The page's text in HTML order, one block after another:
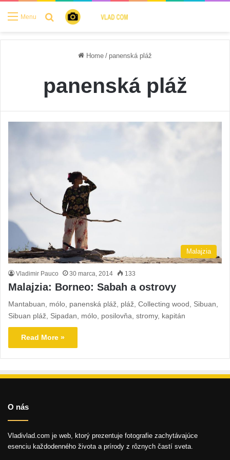
Menu Search for
Home / panenská pláž
panenská pláž
Malajzia
Vladimir Pauco 30 marca, 2014 133
Malajzia: Borneo: Sabah a ostrovy
Mantabuan, mólo, panenská pláž, pláž, Collecting wood, Sibuan,
Sibuan pláž, Sipadan, mólo, posilovňa, stromy, kapitán
Read More »
O nás
Vladivlad.com je web, ktorý prezentuje fotografie zachytávajúce
esenciu každodenného života a prírody z rôznych častí sveta.